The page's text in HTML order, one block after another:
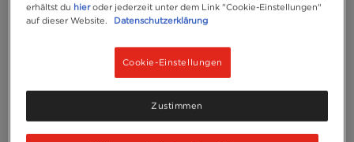
erhältst du hieroder jederzeit unter dem Link "Cookie-Einstellungen"
auf dieser Website.
Datenschutzerklärung
Cookie-Einstellungen
Zustimmen